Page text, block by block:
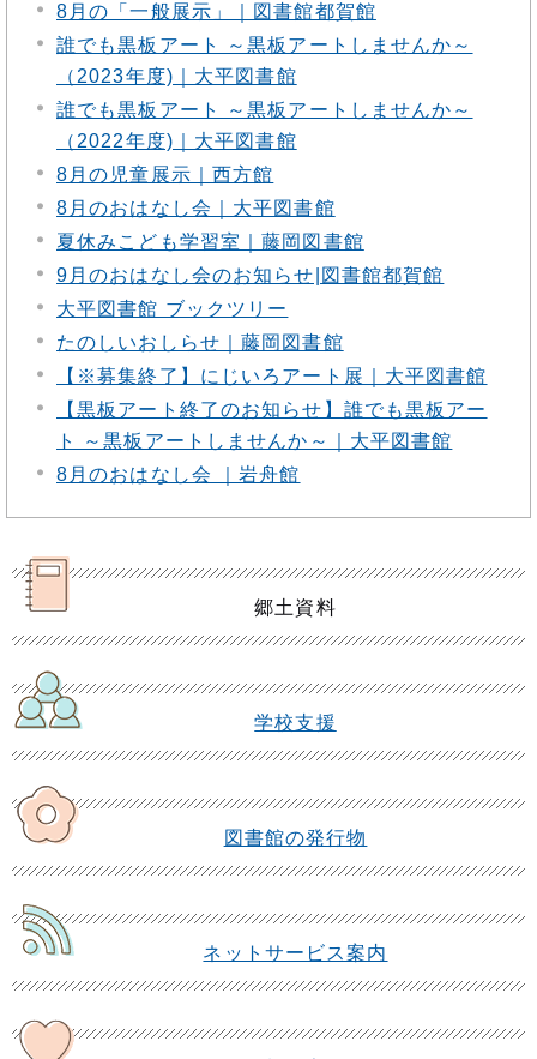
8月の「一般展示」｜図書館都賀館
誰でも黒板アート ～黒板アートしませんか～
（2023年度)｜大平図書館
誰でも黒板アート ～黒板アートしませんか～
（2022年度)｜大平図書館
8月の児童展示｜西方館
8月のおはなし会｜大平図書館
夏休みこども学習室｜藤岡図書館
9月のおはなし会のお知らせ|図書館都賀館
大平図書館 ブックツリー
たのしいおしらせ｜藤岡図書館
【※募集終了】にじいろアート展｜大平図書館
【黒板アート終了のお知らせ】誰でも黒板アー
ト ～黒板アートしませんか～｜大平図書館
8月のおはなし会 ｜岩舟館
郷土資料
学校支援
図書館の発行物
ネットサービス案内